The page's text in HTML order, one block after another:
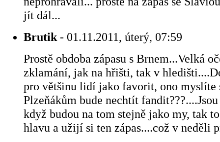
jít dál...
Brutik - 01.11.2011, úterý, 07:59
Prostě obdoba zápasu s Brnem...Velká
zklamání, jak na hřišti, tak v
pro většinu lidí jako favorit, ono myslíte
Plzeňákům bude nechtít
když budou na tom stejně jako my, tak
hlavu a užijí si ten zápas....což v neděli